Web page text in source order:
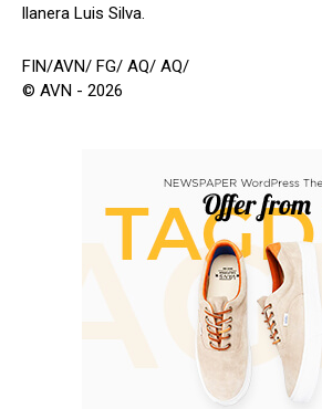
llanera Luis Silva.
FIN/AVN/ FG/ AQ/ AQ/
© AVN - 2026